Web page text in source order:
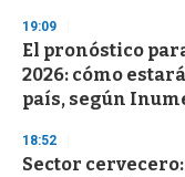
s
e
c
o
n
d
19:09
El pronóstico
2026: cómo
país, según
18:52
Sector